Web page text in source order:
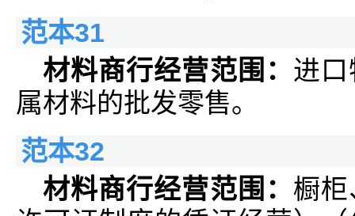
范本31
材料商行经营范围： 进
属材料的批发零售。
范本32
材料商行经营范围： 橱